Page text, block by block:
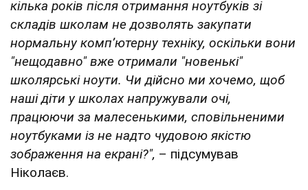
кілька років після отримання ноутбуків зі
складів школам не дозволять закупати
нормальну комп’ютерну техніку, оскільки вони
"нещодавно" вже отримали "новенькі"
школярські ноути. Чи дійсно ми хочемо, щоб
наші діти у школах напружували очі,
працюючи за малесенькими, сповільненими
ноутбуками із не надто чудовою якістю
зображення на екрані?", – підсумував
Ніколаєв.